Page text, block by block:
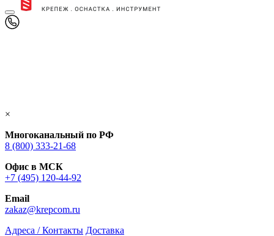
×
Многоканальный по РФ
8 (800) 333‑21-68
Офис в МСК
+7 (495) 120-44-92
Email
zakaz@krepcom.ru
Адреса / Контакты Доставка